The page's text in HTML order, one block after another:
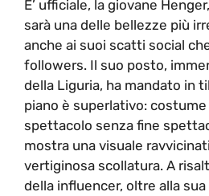
E’ ufficiale, la giovane
sarà una delle bellezze più
anche ai suoi scatti social
followers. Il suo posto,
della Liguria, ha mandato in
piano è superlativo:
spettacolo senza fine
mostra una visuale
vertiginosa scollatura. A
della influencer, oltre alla